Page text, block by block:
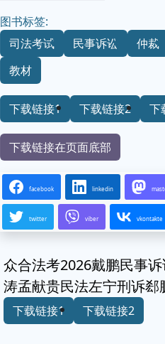
图书标签:
司法考试
民事诉讼 仲裁
教材
下载链接1 下载链接2 下
下载链接在页面底部
facebook linkedin
twitter viber vkontakte
众合法考2026戴鹏民事
涛孟献贵民法左宁刑诉
下载链接1 下载链接2